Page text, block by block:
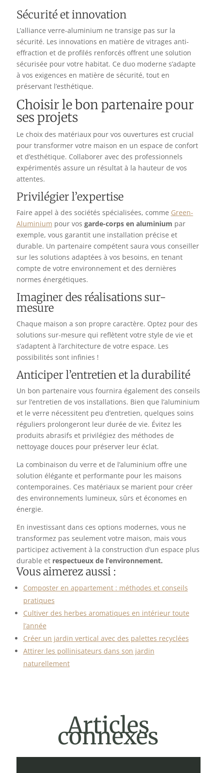
Sécurité et innovation
L’alliance verre-aluminium ne transige pas sur la
sécurité. Les innovations en matière de vitrages anti-
effraction et de profilés renforcés offrent une solution
sécurisée pour votre habitat. Ce duo moderne s’adapte
à vos exigences en matière de sécurité, tout en
préservant l’esthétique.
Choisir le bon partenaire pour
ses projets
Le choix des matériaux pour vos ouvertures est crucial
pour transformer votre maison en un espace de confort
et d’esthétique. Collaborer avec des professionnels
expérimentés assure un résultat à la hauteur de vos
attentes.
Privilégier l’expertise
Faire appel à des sociétés spécialisées, comme Green-
Aluminium pour vos garde-corps en aluminium par
exemple, vous garantit une installation précise et
durable. Un partenaire compétent saura vous conseiller
sur les solutions adaptées à vos besoins, en tenant
compte de votre environnement et des dernières
normes énergétiques.
Imaginer des réalisations sur-
mesure
Chaque maison a son propre caractère. Optez pour des
solutions sur-mesure qui reflètent votre style de vie et
s’adaptent à l’architecture de votre espace. Les
possibilités sont infinies !
Anticiper l’entretien et la durabilité
Un bon partenaire vous fournira également des conseils
sur l’entretien de vos installations. Bien que l’aluminium
et le verre nécessitent peu d’entretien, quelques soins
réguliers prolongeront leur durée de vie. Évitez les
produits abrasifs et privilégiez des méthodes de
nettoyage douces pour préserver leur éclat.
La combinaison du verre et de l’aluminium offre une
solution élégante et performante pour les maisons
contemporaines. Ces matériaux se marient pour créer
des environnements lumineux, sûrs et économes en
énergie.
En investissant dans ces options modernes, vous ne
transformez pas seulement votre maison, mais vous
participez activement à la construction d’un espace plus
durable et respectueux de l’environnement.
Vous aimerez aussi :
Composter en appartement : méthodes et conseils
pratiques
Cultiver des herbes aromatiques en intérieur toute
l’année
Créer un jardin vertical avec des palettes recyclées
Attirer les pollinisateurs dans son jardin
naturellement
Articles
connexes